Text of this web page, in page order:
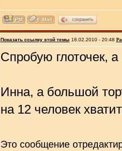
сохранить
Показать ссылку этой темы 18.02.2010 - 20:48
Спробую глоточек,
Инна, а большой
на 12 человек
Это сообщение